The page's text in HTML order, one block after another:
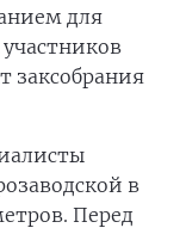
для
участников
заксобрания
в
Перед